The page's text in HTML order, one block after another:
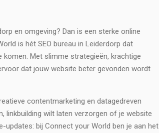
en omgeving? Dan is een sterke online
is hét SEO bureau in Leiderdorp dat
Met slimme strategieën, krachtige
dat jouw website beter gevonden wordt
contentmarketing en datagedreven
linkbuilding wilt laten verzorgen of je website
updates: bij Connect your World ben je aan het